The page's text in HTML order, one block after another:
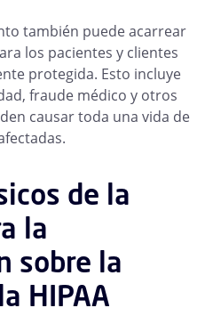
también puede acarrear
los pacientes y clientes
protegida. Esto incluye
fraude médico y otros
causar toda una vida de
de la
la
sobre la
HIPAA